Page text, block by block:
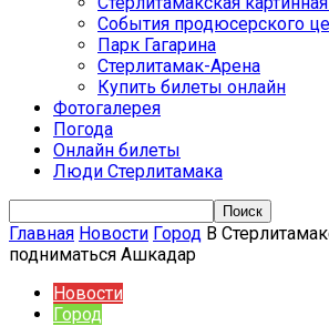
События продюсерского
Парк Гагарина
Стерлитамак-Арена
Купить билеты онлайн
Фотогалерея
Погода
Онлайн билеты
Люди Стерлитамака
Главная Новости Город В
подниматься Ашкадар
Новости
Город